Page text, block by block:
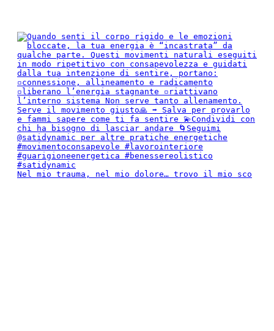
Nel mio trauma, nel mio dolore… trovo il mio sco